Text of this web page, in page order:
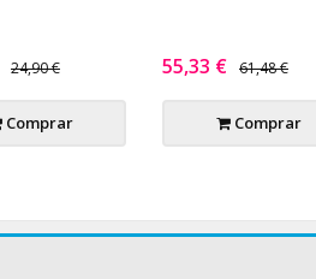
24,90 €
Comprar
55,33 € 61,48 €
Comprar